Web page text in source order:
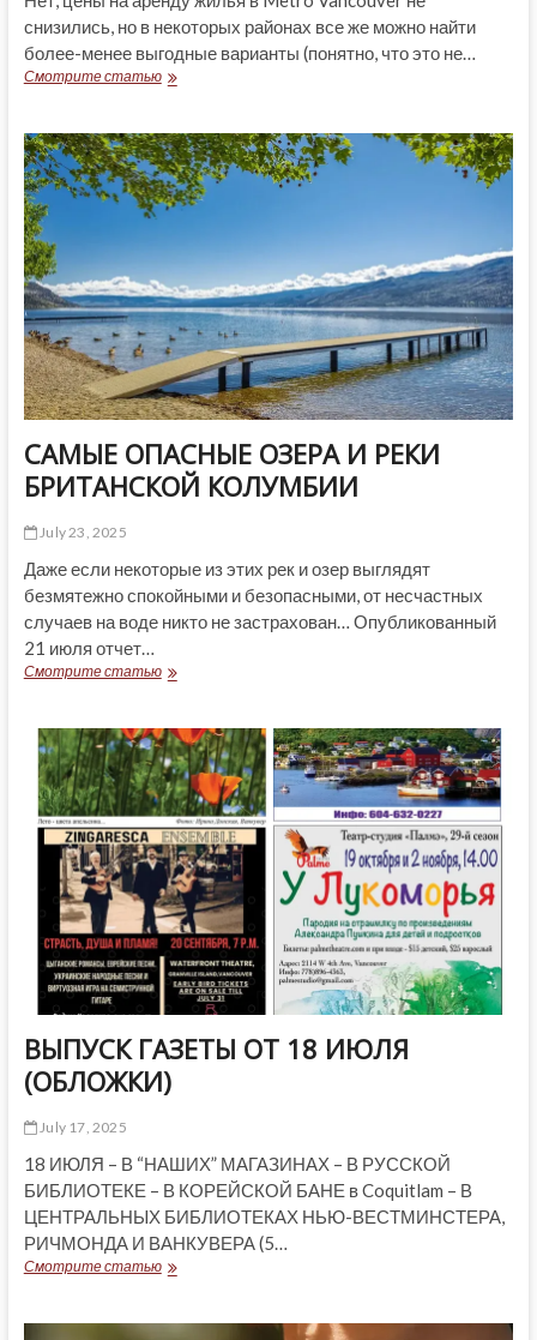
снизились, но в некоторых районах все же можно найти
более-менее выгодные варианты (понятно, что это не…
Смотрите статьюMETRO
АРЕНДАТОРОВ
САМЫЕ ОПАСНЫЕ ОЗЕРА И РЕКИ
БРИТАНСКОЙ КОЛУМБИИ
July 23, 2025
Даже если некоторые из этих рек и озер выглядят
безмятежно спокойными и безопасными, от несчастных
случаев на воде никто не застрахован… Опубликованный
21 июля отчет…
Смотрите статьюСАМЫЕ
И
РЕКИ
БРИТАНСКОЙ
КОЛУМБИИ
ВЫПУСК ГАЗЕТЫ ОТ 18 ИЮЛЯ
(ОБЛОЖКИ)
July 17, 2025
18 ИЮЛЯ – В “НАШИХ” МАГАЗИНАХ – В РУССКОЙ
БИБЛИОТЕКЕ – В КОРЕЙСКОЙ БАНЕ в Coquitlam – В
ЦЕНТРАЛЬНЫХ БИБЛИОТЕКАХ НЬЮ-ВЕСТМИНСТЕРА,
РИЧМОНДА И ВАНКУВЕРА (5…
Смотрите статьюВЫПУСК
18